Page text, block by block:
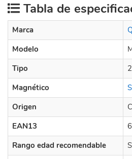
Tabla de
Marca
Modelo
Tipo
Magnético
Origen
EAN13
Rango edad recomendable